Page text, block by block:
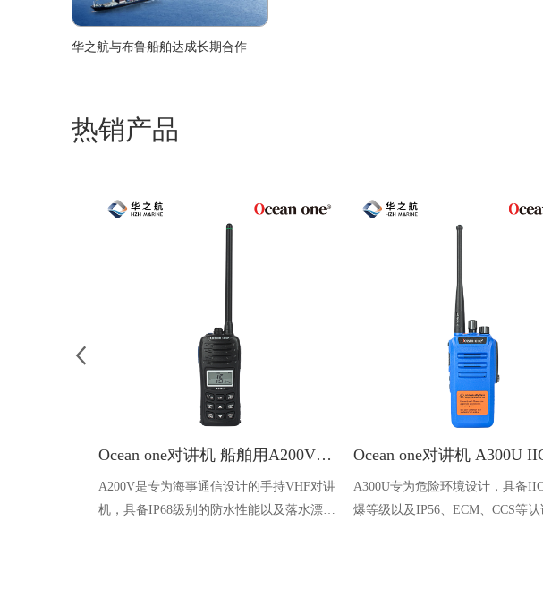
华之航与布鲁船舶达成长期合作
热销产品
Ocean one对讲机 船舶用A200V漂浮式手持防水对讲机
A200V是专为海事通信设计的手持VHF对讲
机，具备IP68级别的防水性能以及落水漂浮
A300U专为危险环境设计，具备
爆等级以及IP56、ECM、CCS等